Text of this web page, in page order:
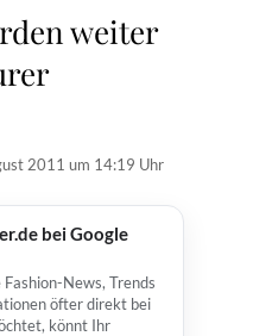
weiter
2011 um 14:19 Uhr
bei Google
News, Trends
öfter direkt bei
könnt Ihr